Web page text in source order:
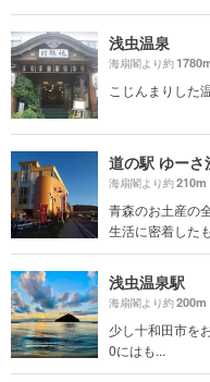
浅虫温泉
海扇閣より約
こじんまりした
道の駅 ゆーさ
海扇閣より約210m
青森のお土産の
生活に密着した
浅虫温泉駅
海扇閣より約200m
少し十和田市を
0にはも...